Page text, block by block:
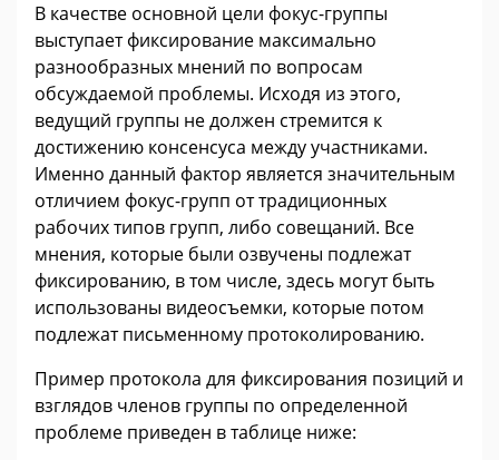
В качестве основной цели фокус-группы
выступает фиксирование максимально
разнообразных мнений по вопросам
обсуждаемой проблемы. Исходя из этого,
ведущий группы не должен стремится к
достижению консенсуса между участниками.
Именно данный фактор является значительным
отличием фокус-групп от традиционных
рабочих типов групп, либо совещаний. Все
мнения, которые были озвучены подлежат
фиксированию, в том числе, здесь могут быть
использованы видеосъемки, которые потом
подлежат письменному протоколированию.
Пример протокола для фиксирования позиций и
взглядов членов группы по определенной
проблеме приведен в таблице ниже: